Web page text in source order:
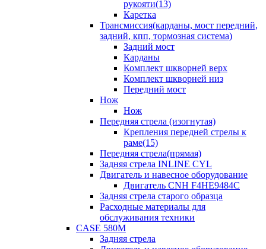
рукояти(13)
Каретка
Трансмиссия(карданы, мост передний,
задний, кпп, тормозная система)
Задний мост
Карданы
Комплект шкворней верх
Комплект шкворней низ
Передний мост
Нож
Нож
Передняя стрела (изогнутая)
Крепления передней стрелы к
раме(15)
Передняя стрела(прямая)
Задняя стрела INLINE CYL
Двигатель и навесное оборудование
Двигатель CNH F4HE9484C
Задняя стрела старого образца
Расходные материалы для
обслуживания техники
CASE 580M
Задняя стрела